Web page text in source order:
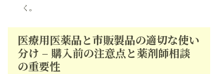
く。
医療用医薬品と市販製品の適切な使い
分け – 購入前の注意点と薬剤師相談
の重要性